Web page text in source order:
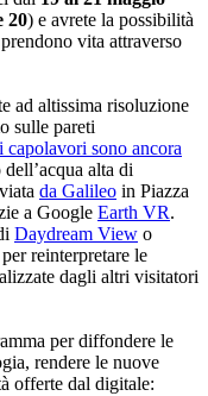
20) e avrete la possibilità
vita attraverso
ad altissima risoluzione
sulle pareti
capolavori sono ancora
alta di
da Galileo in Piazza
a Google Earth VR.
Daydream View o
per reinterpretare le
dagli altri visitatori
per diffondere le
rendere le nuove
offerte dal digitale: